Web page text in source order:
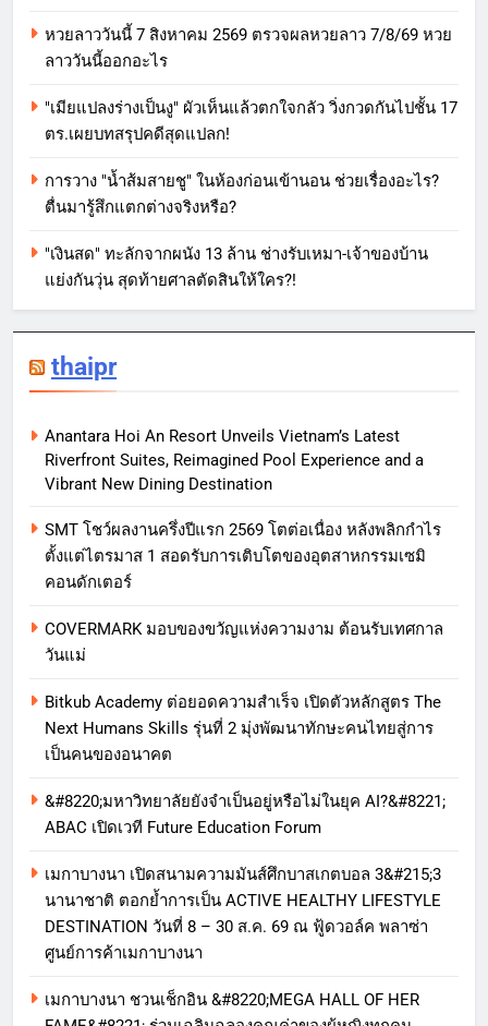
หวยลาววันนี้ 7 สิงหาคม 2569 ตรวจผลหวยลาว 7/8/69 หวย
ลาววันนี้ออกอะไร
"เมียแปลงร่างเป็นงู" ผัวเห็นแล้วตกใจกลัว วิ่งกวดกันไปชั้น 17
ตร.เผยบทสรุปคดีสุดแปลก!
การวาง "น้ำส้มสายชู" ในห้องก่อนเข้านอน ช่วยเรื่องอะไร?
ตื่นมารู้สึกแตกต่างจริงหรือ?
"เงินสด" ทะลักจากผนัง 13 ล้าน ช่างรับเหมา-เจ้าของบ้าน
แย่งกันวุ่น สุดท้ายศาลตัดสินให้ใคร?!
thaipr
Anantara Hoi An Resort Unveils Vietnam’s Latest
Riverfront Suites, Reimagined Pool Experience and a
Vibrant New Dining Destination
SMT โชว์ผลงานครึ่งปีแรก 2569 โตต่อเนื่อง หลังพลิกกำไร
ตั้งแต่ไตรมาส 1 สอดรับการเติบโตของอุตสาหกรรมเซมิ
คอนดักเตอร์
COVERMARK มอบของขวัญแห่งความงาม ต้อนรับเทศกาล
วันแม่
Bitkub Academy ต่อยอดความสำเร็จ เปิดตัวหลักสูตร The
Next Humans Skills รุ่นที่ 2 มุ่งพัฒนาทักษะคนไทยสู่การ
เป็นคนของอนาคต
&#8220;มหาวิทยาลัยยังจำเป็นอยู่หรือไม่ในยุค AI?&#8221;
ABAC เปิดเวที Future Education Forum
เมกาบางนา เปิดสนามความมันส์ศึกบาสเกตบอล 3&#215;3
นานาชาติ ตอกย้ำการเป็น ACTIVE HEALTHY LIFESTYLE
DESTINATION วันที่ 8 – 30 ส.ค. 69 ณ ฟู้ดวอล์ค พลาซ่า
ศูนย์การค้าเมกาบางนา
เมกาบางนา ชวนเช็กอิน &#8220;MEGA HALL OF HER